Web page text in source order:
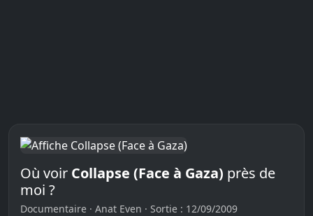
Où voir Collapse (Face à Gaza) près de
moi ?
Documentaire · Anat Even · Sortie : 12/09/2009